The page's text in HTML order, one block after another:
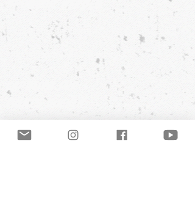
Sie möchten unseren gerne Verein unterstützen?
Hier finden Sie alle Infos dazu
Events buchen
Ob Firmenevent, Straßenfest oder
Kindergartenprojekt Capoeira bringt überall gute